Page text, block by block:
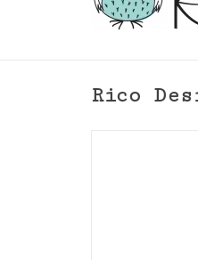
Rico